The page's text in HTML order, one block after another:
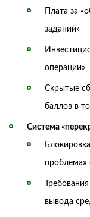
Плата за
заданий»
операции»
Скрытые
баллов в
Система
проблемах
вывода